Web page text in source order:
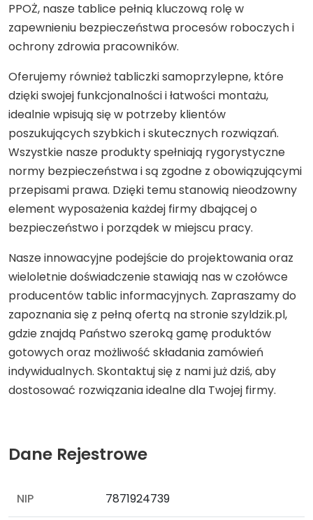
PPOŻ, nasze tablice pełnią kluczową rolę w
zapewnieniu bezpieczeństwa procesów roboczych i
ochrony zdrowia pracowników.
Oferujemy również tabliczki samoprzylepne, które
dzięki swojej funkcjonalności i łatwości montażu,
idealnie wpisują się w potrzeby klientów
poszukujących szybkich i skutecznych rozwiązań.
Wszystkie nasze produkty spełniają rygorystyczne
normy bezpieczeństwa i są zgodne z obowiązującymi
przepisami prawa. Dzięki temu stanowią nieodzowny
element wyposażenia każdej firmy dbającej o
bezpieczeństwo i porządek w miejscu pracy.
Nasze innowacyjne podejście do projektowania oraz
wieloletnie doświadczenie stawiają nas w czołówce
producentów tablic informacyjnych. Zapraszamy do
zapoznania się z pełną ofertą na stronie szyldzik.pl,
gdzie znajdą Państwo szeroką gamę produktów
gotowych oraz możliwość składania zamówień
indywidualnych. Skontaktuj się z nami już dziś, aby
dostosować rozwiązania idealne dla Twojej firmy.
Dane Rejestrowe
NIP 7871924739